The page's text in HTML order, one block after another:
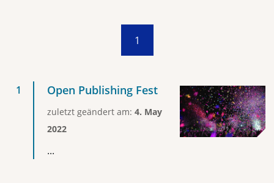
1
Open Publishing Fest
zuletzt geändert am: 4. May
2022
...